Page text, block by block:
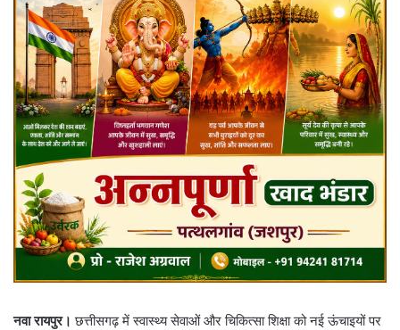
नवा रायपुर।छत्तीसगढ़ में स्वास्थ्य सेवाओं और चिकित्सा शिक्षा को नई ऊंचाइयों पर